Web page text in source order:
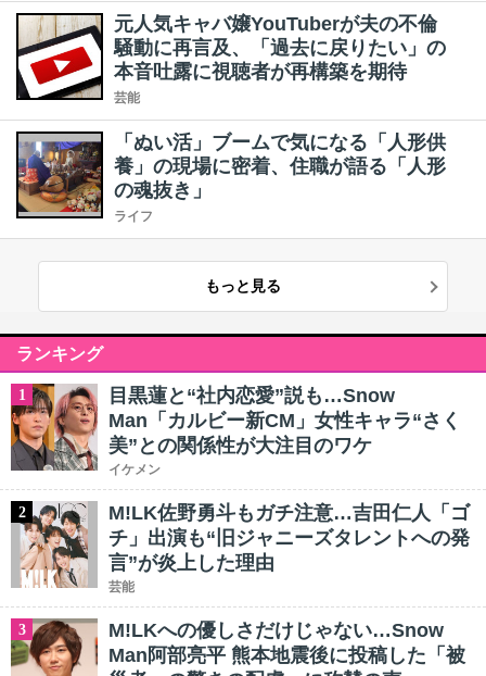
元人気キャバ嬢YouTuberが夫の不倫
騒動に再言及、「過去に戻りたい」の
本音吐露に視聴者が再構築を期待
芸能
「ぬい活」ブームで気になる「人形供
養」の現場に密着、住職が語る「人形
の魂抜き」
ライフ
もっと見る
ランキング
1
目黒蓮と“社内恋愛”説も…Snow
Man「カルビー新CM」女性キャラ“さく
美”との関係性が大注目のワケ
イケメン
2
M!LK佐野勇斗もガチ注意…吉田仁人「ゴ
チ」出演も“旧ジャニーズタレントへの発
言”が炎上した理由
芸能
3
M!LKへの優しさだけじゃない…Snow
Man阿部亮平 熊本地震後に投稿した「被